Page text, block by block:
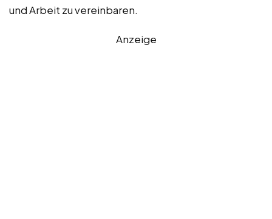
und Arbeit zu vereinbaren.
Anzeige